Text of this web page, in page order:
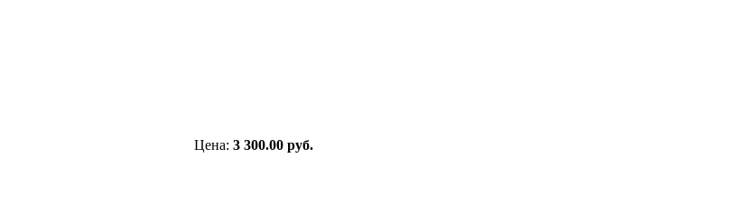
Цена: 3 300.00 руб.